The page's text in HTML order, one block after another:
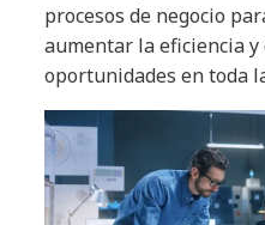
procesos de negocio
aumentar la eficiencia y
oportunidades en toda